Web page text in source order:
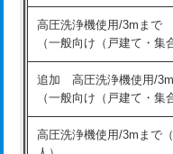
マス交換（深さ50㎝未満
マス交換（深さ50㎝以上
コンクリート斫り（厚さ
持込商品取付（単水栓）
持込商品取付（混合水栓
高圧洗浄機使用/3mまで
（一般向け（戸建て・集
追加 高圧洗浄機使用/3m
（一般向け（戸建て・集
高圧洗浄機使用/3mまで